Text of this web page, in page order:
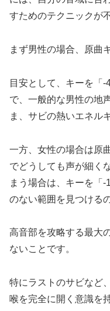
すためのテクニックが
まず男性の場合、原曲
目安として、キーを「
で、一般的な男性の地
ま、サビの熱いエネル
一方、女性の場合は原
でどうしても声が細く
まう場合は、キーを「
のない範囲を見つける
高音部を攻略する最大
ないことです。
特にラストのサビなど
喉を完全に開く意識を